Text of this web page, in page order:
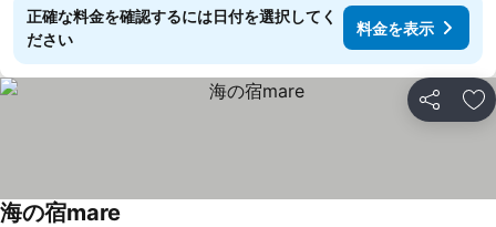
正確な料金を確認するには日付を選択してく
ださい
料金を表示
シェア お
海の宿mare